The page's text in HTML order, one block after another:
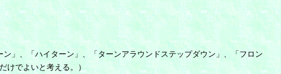
」、「ハイターン」、「ターンアラウンドステップダウン」、「フロン
けでよいと考える。）